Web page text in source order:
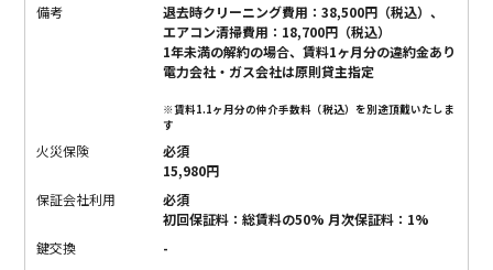
備考
退去時クリーニング費用：38,500円（税込）、
エアコン清掃費用：18,700円（税込）
1年未満の解約の場合、賃料1ヶ月分の違約金あり
電力会社・ガス会社は原則貸主指定
※賃料1.1ヶ月分の仲介手数料（税込）を別途頂戴いたしま
す
火災保険
必須
15,980円
保証会社利用
必須
初回保証料：総賃料の50% 月次保証料：1%
鍵交換
-